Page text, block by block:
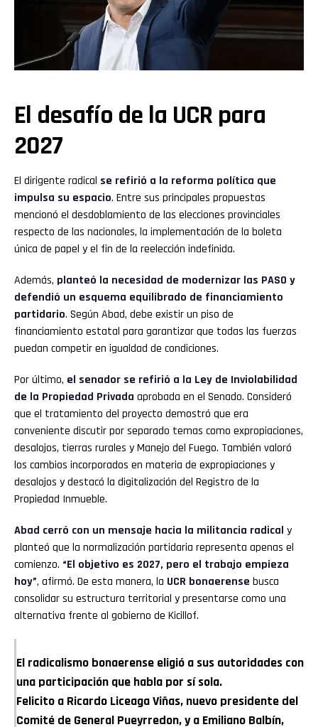
El desafío de la UCR para
2027
El dirigente radical se refirió a la reforma política que
impulsa su espacio. Entre sus principales propuestas
mencionó el desdoblamiento de las elecciones provinciales
respecto de las nacionales, la implementación de la boleta
única de papel y el fin de la reelección indefinida.
Además, planteó la necesidad de modernizar las PASO y
defendió un esquema equilibrado de financiamiento
partidario. Según Abad, debe existir un piso de
financiamiento estatal para garantizar que todas las fuerzas
puedan competir en igualdad de condiciones.
Por último, el senador se refirió a la Ley de Inviolabilidad
de la Propiedad Privada aprobada en el Senado. Consideró
que el tratamiento del proyecto demostró que era
conveniente discutir por separado temas como expropiaciones,
desalojos, tierras rurales y Manejo del Fuego. También valoró
los cambios incorporados en materia de expropiaciones y
desalojos y destacó la digitalización del Registro de la
Propiedad Inmueble.
Abad cerró con un mensaje hacia la militancia radical y
planteó que la normalización partidaria representa apenas el
comienzo. “El objetivo es 2027, pero el trabajo empieza
hoy”, afirmó. De esta manera, la UCR bonaerense busca
consolidar su estructura territorial y presentarse como una
alternativa frente al gobierno de Kicillof.
El radicalismo bonaerense eligió a sus autoridades con
una participación que habla por sí sola.
Felicito a Ricardo Liceaga Viñas, nuevo presidente del
Comité de General Pueyrredon, y a Emiliano Balbín,